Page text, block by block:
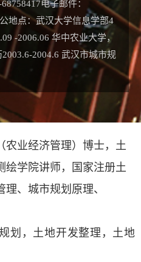
电子邮件：
地点：武汉大学信息学部4
-2006.06 华中农业大学，
2004.6 武汉市城市规
农业经济管理）博士，土
绘学院讲师，国家注册土
、城市规划原理、
划，土地开发整理，土地